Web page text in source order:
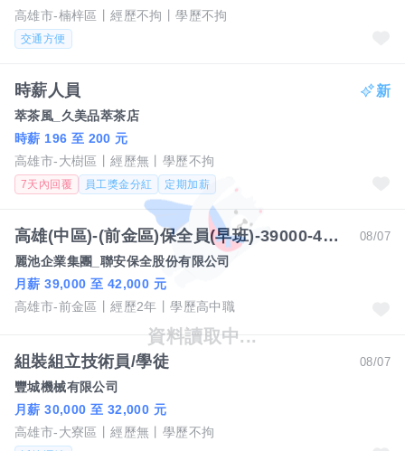
高雄市-楠梓區 經歷不拘 學歷不拘
交通方便
時薪人員
萃茶風_久美品萃茶店
時薪 196 至 200 元
高雄市-大樹區
經歷無 學歷不拘
7天內回覆 員工獎金分紅 定期加薪
08/07
高雄(中區)-(前金區)保全員(早班)-39000-42000元/作四休二-賴經理
麗池企業集團_聯安保全股份有限公司
月薪 39,000 至 42,000 元
高雄市-前金區
經歷2年 學歷高中職
08/07
組裝組立技術員/學徒
豐城機械有限公司
月薪 30,000 至 32,000 元
高雄市-大寮區
經歷無 學歷不拘